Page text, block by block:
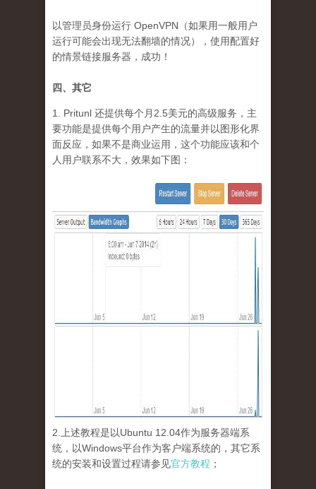
以管理员身份运行 OpenVPN（如果用一般用户
运行可能会出现无法翻墙的情况），使用配置好
的情景链接服务器，成功！
四、其它
1. Pritunl 还提供每个月2.5美元的高级服务，主
要功能是提供每个用户产生的流量并以图形化界
面反应，如果不是商业运用，这个功能应该和个
人用户联系不大，效果如下图：
2.上述教程是以Ubuntu 12.04作为服务器端系
统，以Windows平台作为客户端系统的，其它系
统的安装和设置过程请参见官方教程 ；